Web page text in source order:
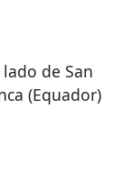
de San
(Equador)